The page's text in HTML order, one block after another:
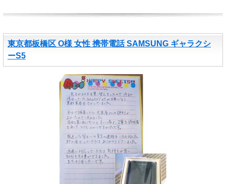
東京都板橋区 O様 女性 携帯電話 SAMSUNG ギャラクシ
ーS5